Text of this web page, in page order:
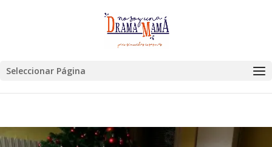
Seleccionar Página